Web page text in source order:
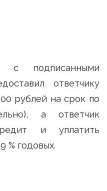
с подписанными
ответчику
рублей на срок по
а ответчик
и уплатить
% годовых.